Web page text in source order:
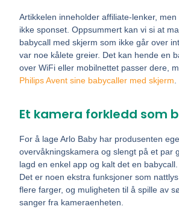
Artikkelen inneholder affiliate-lenker,
ikke sponset. Oppsummert kan vi si at
babycall med skjerm som ikke går over
var noe kålete greier. Det kan hende en
over WiFi eller mobilnettet passer dere,
Philips Avent sine babycaller med skjerm
Et kamera forkledd som
For å lage Arlo Baby har produsenten
overvåkningskamera og slengt på et par
lagd en enkel app og kalt det en
Det er noen ekstra funksjoner som
flere farger, og muligheten til å spille av
sanger fra kameraenheten.